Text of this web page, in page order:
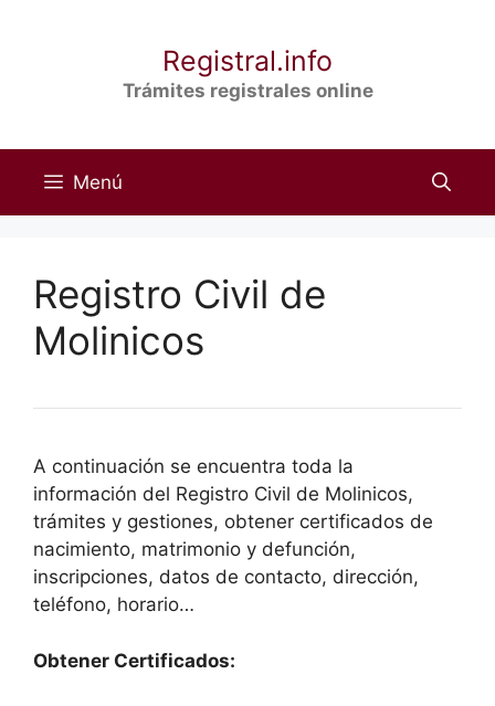
Registral.info
Trámites registrales online
Menú
Registro Civil de
Molinicos
A continuación se encuentra toda la
información del Registro Civil de Molinicos,
trámites y gestiones, obtener certificados de
nacimiento, matrimonio y defunción,
inscripciones, datos de contacto, dirección,
teléfono, horario…
Obtener Certificados: